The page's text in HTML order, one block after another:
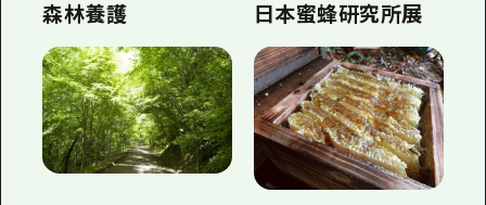
森林養護 日本蜜蜂研究所展